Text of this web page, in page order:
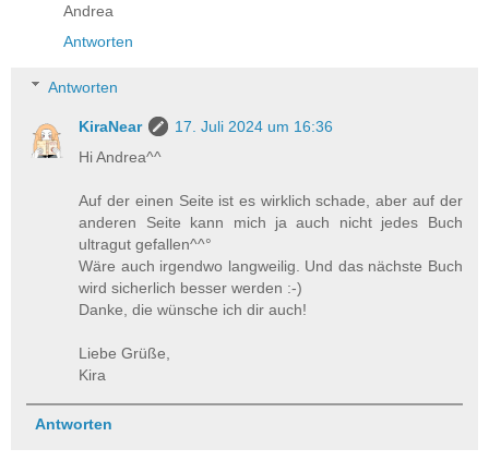
Andrea
Antworten
Antworten
KiraNear
17. Juli 2024 um 16:36
Hi Andrea^^
Auf der einen Seite ist es wirklich schade, aber auf der
anderen Seite kann mich ja auch nicht jedes Buch
ultragut gefallen^^°
Wäre auch irgendwo langweilig. Und das nächste Buch
wird sicherlich besser werden :-)
Danke, die wünsche ich dir auch!
Liebe Grüße,
Kira
Antworten